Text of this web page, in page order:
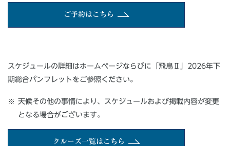
ご予約はこちら
スケジュールの詳細はホームページならびに「飛鳥Ⅱ」2026年下
期総合パンフレットをご参照ください。
天候その他の事情により、スケジュールおよび掲載内容が変更
となる場合がございます。
クルーズ一覧はこちら